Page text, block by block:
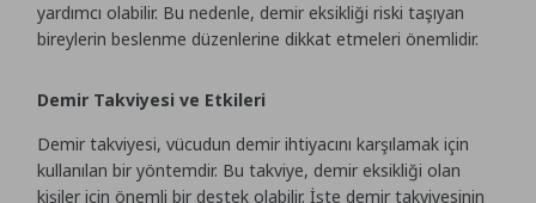
yardımcı olabilir. Bu nedenle, demir eksikliği riski taşıyan
bireylerin beslenme düzenlerine dikkat etmeleri önemlidir.
Demir Takviyesi ve Etkileri
Demir takviyesi, vücudun demir ihtiyacını karşılamak için
kullanılan bir yöntemdir. Bu takviye, demir eksikliği olan
kişiler için önemli bir destek olabilir. İşte demir takviyesinin